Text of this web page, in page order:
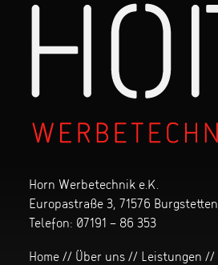
Horn Werbetechnik e.K.
Europastraße 3, 71576 Burgstetten
Telefon: 07191 – 86 353
Home // Über uns // Leistungen //